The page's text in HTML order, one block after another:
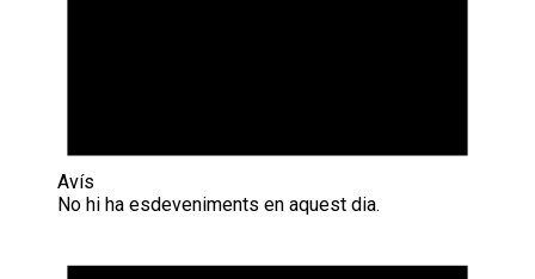
Avís
No hi ha esdeveniments en aquest dia.